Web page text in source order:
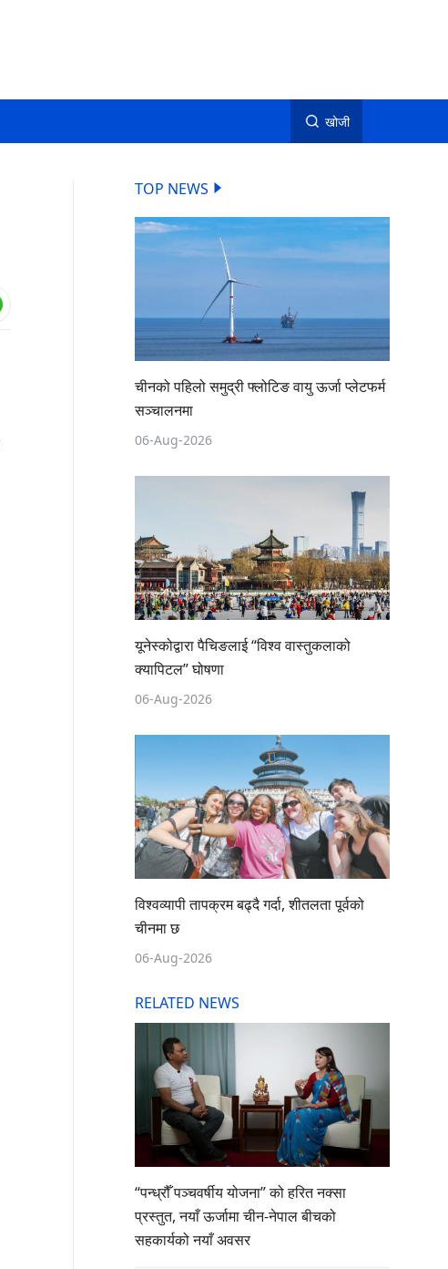
खोजी
TOP NEWS
चीनको पहिलो समुद्री फ्लोटिङ वायु ऊर्जा प्लेटफर्म
सञ्चालनमा
06-Aug-2026
यूनेस्कोद्वारा पैचिङलाई “विश्व वास्तुकलाको
क्यापिटल” घोषणा
06-Aug-2026
विश्वव्यापी तापक्रम बढ्दै गर्दा, शीतलता पूर्वको
चीनमा छ
06-Aug-2026
RELATED NEWS
“पन्ध्रौँ पञ्चवर्षीय योजना” को हरित नक्सा
प्रस्तुत, नयाँ ऊर्जामा चीन-नेपाल बीचको
सहकार्यको नयाँ अवसर